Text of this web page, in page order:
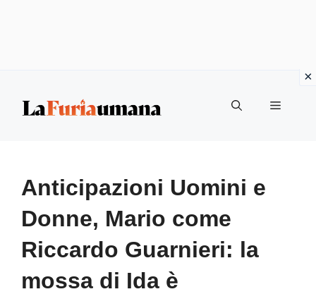
Menu
Anticipazioni Uomini e
Donne, Mario come
Riccardo Guarnieri: la
mossa di Ida è